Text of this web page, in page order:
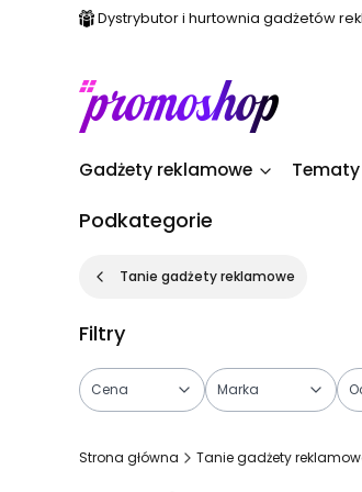
Dystrybutor i hurtownia gadżetów
Gadżety reklamowe Tematy
Podkategorie
Tanie gadżety reklamowe
Filtry
Cena Marka
Strona główna Tanie gadżety